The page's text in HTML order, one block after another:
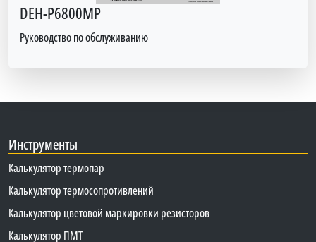
DEH-P6800MP
Руководство по обслуживанию
Инструменты
Калькулятор термопар
Калькулятор термосопротивлений
Калькулятор цветовой маркировки резисторов
Калькулятор ПМТ